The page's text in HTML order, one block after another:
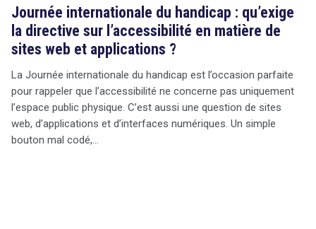
Journée internationale du handicap : qu’exige
la directive sur l’accessibilité en matière de
sites web et applications ?
La Journée internationale du handicap est l’occasion parfaite
pour rappeler que l’accessibilité ne concerne pas uniquement
l’espace public physique. C’est aussi une question de sites
web, d’applications et d’interfaces numériques. Un simple
bouton mal codé,…